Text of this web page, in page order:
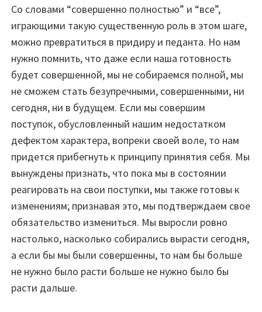
Со словами “совершенно полностью” и “все”,
играющими такую существенную роль в этом шаге,
можно превратиться в придиру и педанта. Но нам
нужно помнить, что даже если наша готовность
будет совершенной, мы не собираемся полной, мы
не сможем стать безупречными, совершенными, ни
сегодня, ни в будущем. Если мы совершим
поступок, обусловленный нашим недостатком
дефектом характера, вопреки своей воле, то нам
придется прибегнуть к принципу принятия себя. Мы
вынуждены признать, что пока мы в состоянии
реагировать на свои поступки, мы также готовы к
изменениям; признавая это, мы подтверждаем свое
обязательство измениться. Мы выросли ровно
настолько, насколько собирались вырасти сегодня,
а если бы мы были совершенны, то нам бы больше
не нужно было расти больше не нужно было бы
расти дальше.